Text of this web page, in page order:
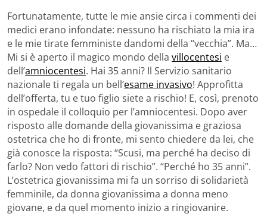
Fortunatamente, tutte le mie ansie circa i commenti dei
medici erano infondate: nessuno ha rischiato la mia ira
e le mie tirate femministe dandomi della “vecchia”. Ma…
Mi si è aperto il magico mondo della villocentesi e
dell’amniocentesi. Hai 35 anni? Il Servizio sanitario
nazionale ti regala un bell’esame invasivo! Approfitta
dell’offerta, tu e tuo figlio siete a rischio! E, così, prenoto
in ospedale il colloquio per l’amniocentesi. Dopo aver
risposto alle domande della giovanissima e graziosa
ostetrica che ho di fronte, mi sento chiedere da lei, che
già conosce la risposta: “Scusi, ma perché ha deciso di
farlo? Non vedo fattori di rischio”. “Perché ho 35 anni”.
L’ostetrica giovanissima mi fa un sorriso di solidarietà
femminile, da donna giovanissima a donna meno
giovane, e da quel momento inizio a ringiovanire.